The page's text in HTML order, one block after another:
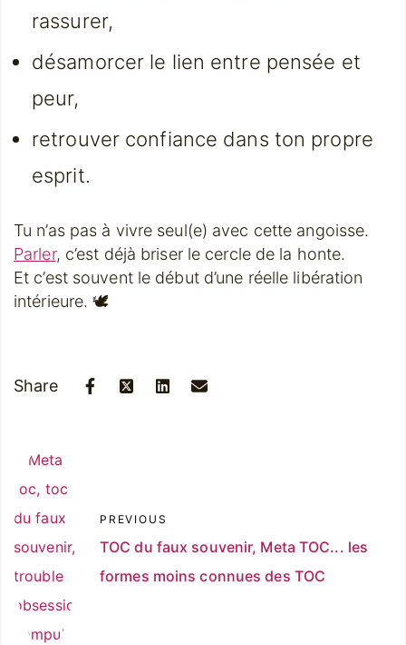
rassurer,
désamorcer le lien entre pensée et
peur,
retrouver confiance dans ton propre
esprit.
Tu n’as pas à vivre seul(e) avec cette angoisse.
Parler, c’est déjà briser le cercle de la honte.
Et c’est souvent le début d’une réelle libération
intérieure. 🕊️
Share
PREVIOUS
TOC du faux souvenir, Meta TOC... les
formes moins connues des TOC